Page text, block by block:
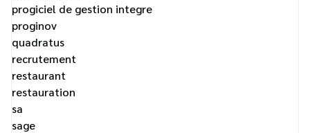
progiciel de gestion integre
proginov
quadratus
recrutement
restaurant
restauration
sa
sage